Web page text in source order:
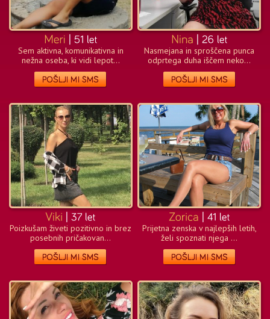
Sem aktivna, komunikativna in
nežna oseba, ki vidi lepot...
Nasmejana in sproščena punca
odprtega duha iščem neko...
Poizkušam živeti pozitivno in brez
posebnih pričakovan...
Prijetna zenska v najlepših letih,
želi spoznati njega ...